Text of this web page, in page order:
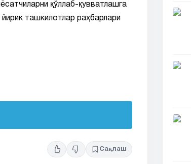
қўллаб-қувватлашга
ташкилотлар раҳбарлари
Сақлаш